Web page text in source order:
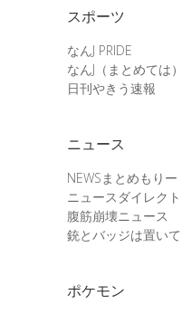
スポーツ
なんJ PRIDE
なんJ（まとめては
日刊やきう速報
ニュース
NEWSまとめもりー
ニュースダイレクト
腹筋崩壊ニュース
銃とバッジは置い
ポケモン